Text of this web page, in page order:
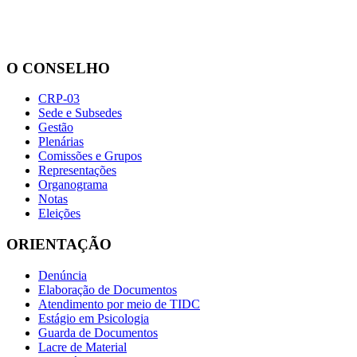
O CONSELHO
CRP-03
Sede e Subsedes
Gestão
Plenárias
Comissões e Grupos
Representações
Organograma
Notas
Eleições
ORIENTAÇÃO
Denúncia
Elaboração de Documentos
Atendimento por meio de TIDC
Estágio em Psicologia
Guarda de Documentos
Lacre de Material